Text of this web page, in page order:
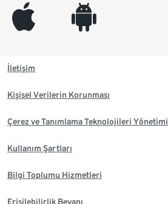
appleinc android
İletişim
Kişisel Verilerin Korunması
Çerez ve Tanımlama Teknolojileri Yönetimi
Kullanım Şartları
Bilgi Toplumu Hizmetleri
Erişilebilirlik Beyanı